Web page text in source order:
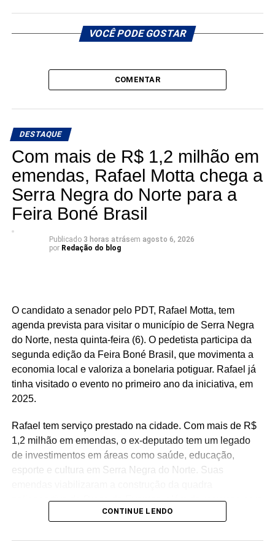
VOCÊ PODE GOSTAR
COMENTAR
DESTAQUE
Com mais de R$ 1,2 milhão em
emendas, Rafael Motta chega a
Serra Negra do Norte para a
Feira Boné Brasil
Publicado 3 horas atrásem agosto 6, 2026
por Redação do blog
O candidato a senador pelo PDT, Rafael Motta, tem
agenda prevista para visitar o município de Serra Negra
do Norte, nesta quinta-feira (6). O pedetista participa da
segunda edição da Feira Boné Brasil, que movimenta a
economia local e valoriza a bonelaria potiguar. Rafael já
tinha visitado o evento no primeiro ano da iniciativa, em
2025.
Rafael tem serviço prestado na cidade. Com mais de R$
1,2 milhão em emendas, o ex-deputado tem um legado
de investimentos em áreas como saúde, educação,
esporte e cultura em Serra Negra do Norte. Suas
poliesportiva da Praça de Eventos, além de recursos para
a reforma da Casa de Cultura, aquisição de mobiliário
fortalecimento da atenção básica e especializada em
CONTINUE LENDO